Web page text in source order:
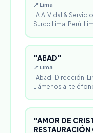
📍 Lima
"A.A. Vidal &
Surco Lima, Perú.
"ABAD"
📍 Lima
"Abad" Dirección:
Llámenos al
"AMOR DE
RESTAURACIÓN